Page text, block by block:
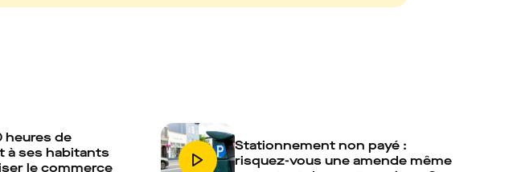
heures de
à ses habitants
le commerce
Stationnement non payé :
risquez-vous une amende même